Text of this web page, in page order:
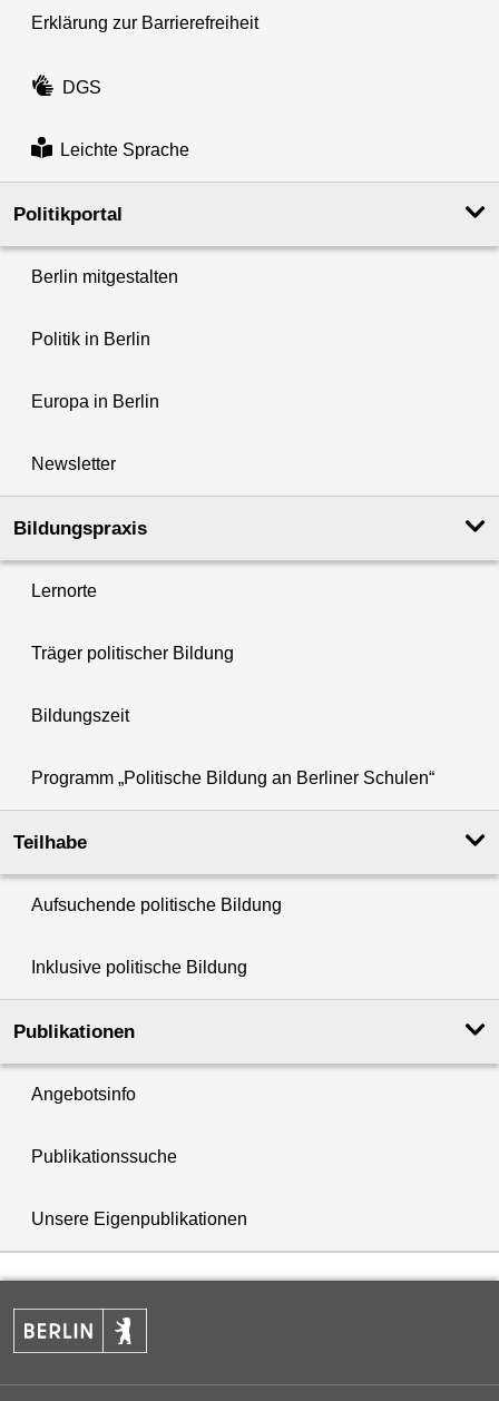
Erklärung zur Barrierefreiheit
DGS
Leichte Sprache
Politikportal
Berlin mitgestalten
Politik in Berlin
Europa in Berlin
Newsletter
Bildungspraxis
Lernorte
Träger politischer Bildung
Bildungszeit
Programm „Politische Bildung an Berliner Schulen“
Teilhabe
Aufsuchende politische Bildung
Inklusive politische Bildung
Publikationen
Angebotsinfo
Publikationssuche
Unsere Eigenpublikationen